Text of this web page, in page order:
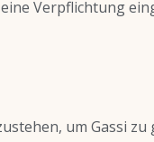
Verpflichtung
um Gassi zu